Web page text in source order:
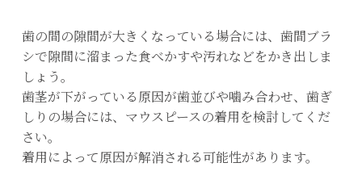
歯の間の隙間が大きくなっている場合には、歯間ブラ
シで隙間に溜まった食べかすや汚れなどをかき出しま
しょう。
歯茎が下がっている原因が歯並びや噛み合わせ、歯ぎ
しりの場合には、マウスピースの着用を検討してくだ
さい。
着用によって原因が解消される可能性があります。